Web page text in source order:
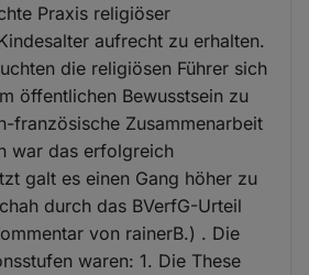
Praxis religiöser
aufrecht zu erhalten.
die religiösen Führer sich
öffentlichen Bewusstsein zu
französische Zusammenarbeit
war das erfolgreich
galt es einen Gang höher zu
durch das BVerfG-Urteil
von rainerB.) . Die
waren: 1. Die These